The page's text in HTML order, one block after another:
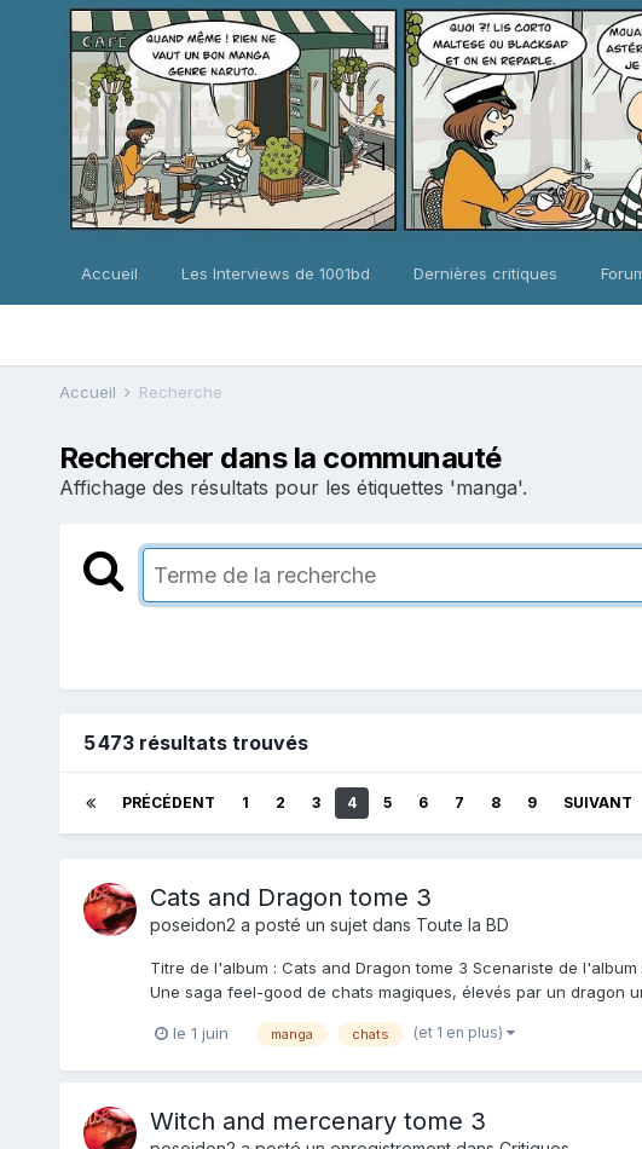
Accueil Les Interviews de 1001bd Dernières critiques
Accueil Recherche
Rechercher dans la communauté
Affichage des résultats pour les étiquettes 'manga'.
5 473 résultats trouvés
PRÉCÉDENT 1 2 3 4 5 6 7 8 9 SUIVANT
Cats and Dragon tome 3
poseidon2 a posté un sujet dans Toute la BD
Titre de l'album : Cats and Dragon tome 3 Scenariste de
Une saga feel-good de chats magiques, élevés par un dragon
le 1 juin manga chats (et 1 en plus)
Witch and mercenary tome 3